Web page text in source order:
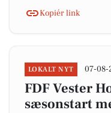
Kopiér link
LOKALT NYT 07-08-
FDF Vester
sæsonstart